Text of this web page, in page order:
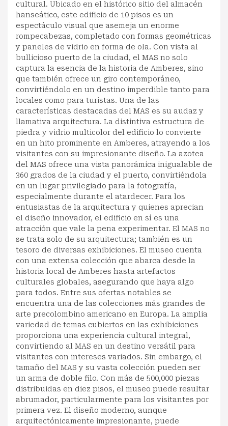
cultural. Ubicado en el histórico sitio del almacén
hanseático, este edificio de 10 pisos es un
espectáculo visual que asemeja un enorme
rompecabezas, completado con formas geométricas
y paneles de vidrio en forma de ola. Con vista al
bullicioso puerto de la ciudad, el MAS no solo
captura la esencia de la historia de Amberes, sino
que también ofrece un giro contemporáneo,
convirtiéndolo en un destino imperdible tanto para
locales como para turistas. Una de las
características destacadas del MAS es su audaz y
llamativa arquitectura. La distintiva estructura de
piedra y vidrio multicolor del edificio lo convierte
en un hito prominente en Amberes, atrayendo a los
visitantes con su impresionante diseño. La azotea
del MAS ofrece una vista panorámica inigualable de
360 grados de la ciudad y el puerto, convirtiéndola
en un lugar privilegiado para la fotografía,
especialmente durante el atardecer. Para los
entusiastas de la arquitectura y quienes aprecian
el diseño innovador, el edificio en sí es una
atracción que vale la pena experimentar. El MAS no
se trata solo de su arquitectura; también es un
tesoro de diversas exhibiciones. El museo cuenta
con una extensa colección que abarca desde la
historia local de Amberes hasta artefactos
culturales globales, asegurando que haya algo
para todos. Entre sus ofertas notables se
encuentra una de las colecciones más grandes de
arte precolombino americano en Europa. La amplia
variedad de temas cubiertos en las exhibiciones
proporciona una experiencia cultural integral,
convirtiendo al MAS en un destino versátil para
visitantes con intereses variados. Sin embargo, el
tamaño del MAS y su vasta colección pueden ser
un arma de doble filo. Con más de 500,000 piezas
distribuidas en diez pisos, el museo puede resultar
abrumador, particularmente para los visitantes por
primera vez. El diseño moderno, aunque
arquitectónicamente impresionante, puede